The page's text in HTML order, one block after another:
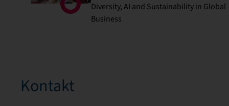
Diversity, AI and Sustainability in Global
Business
Kontakt